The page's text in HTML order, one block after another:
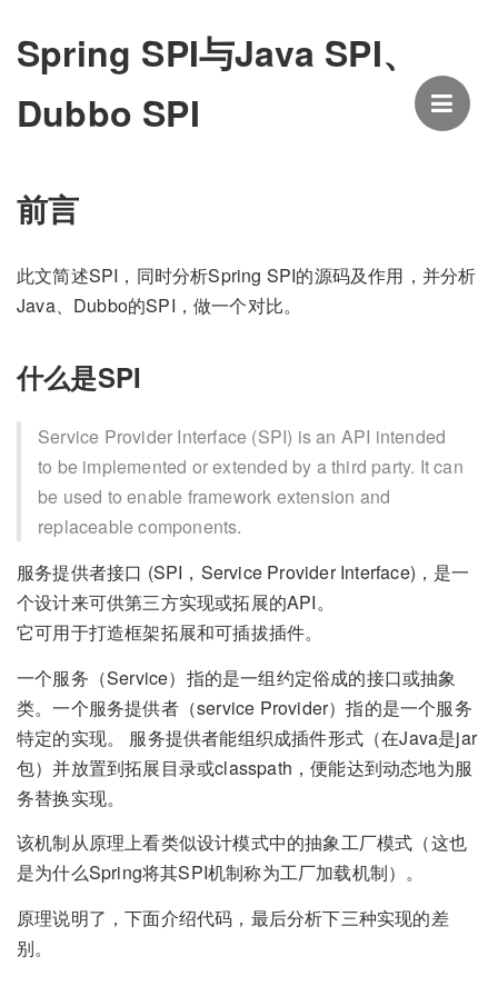
Spring SPI与Java SPI、
Dubbo SPI
前言
此文简述SPI，同时分析Spring SPI的源码及作用，并分析
Java、Dubbo的SPI，做一个对比。
什么是SPI
Service Provider Interface (SPI) is an API intended
to be implemented or extended by a third party. It can
be used to enable framework extension and
replaceable components.
服务提供者接口 (SPI，Service Provider Interface)，是一
个设计来可供第三方实现或拓展的API。
它可用于打造框架拓展和可插拔插件。
一个服务（Service）指的是一组约定俗成的接口或抽象
类。一个服务提供者（service Provider）指的是一个服务
特定的实现。 服务提供者能组织成插件形式（在Java是jar
包）并放置到拓展目录或classpath，便能达到动态地为服
务替换实现。
该机制从原理上看类似设计模式中的抽象工厂模式（这也
是为什么Spring将其SPI机制称为工厂加载机制）。
原理说明了，下面介绍代码，最后分析下三种实现的差
别。